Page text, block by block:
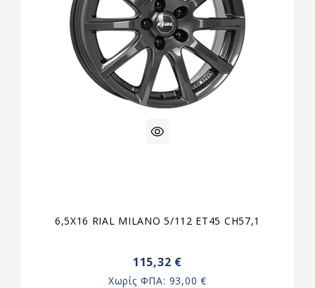
6,5X16 RIAL MILANO 5/112 ET45 CH57,1
115,32 €
Χωρίς ΦΠΑ: 93,00 €